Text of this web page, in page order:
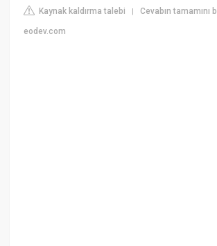
Kaynak kaldırma talebi |Cevabın tamamını
eodev.com